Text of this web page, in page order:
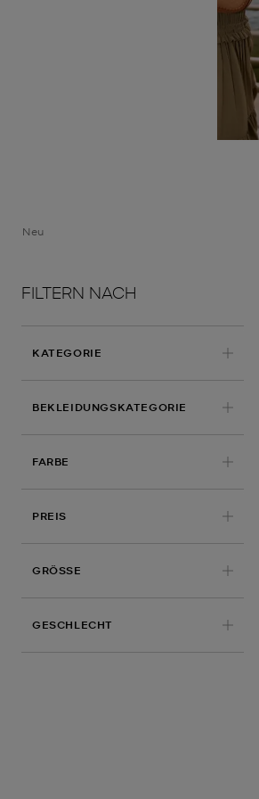
Neu
FILTERN NACH
KATEGORIE
BEKLEIDUNGSKATEGORIE
FARBE
PREIS
GRÖSSE
GESCHLECHT